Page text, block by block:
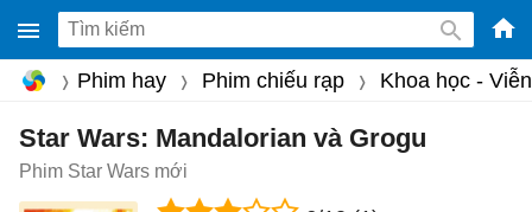
-
Phim hay Phim chiếu rạp Khoa học -
Star Wars: Mandalorian và Grogu
Phim Star Wars mới